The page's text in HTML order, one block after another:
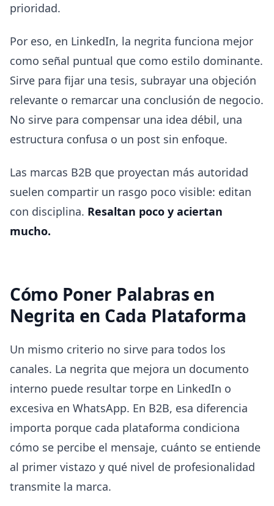
prioridad.
Por eso, en LinkedIn, la negrita funciona mejor
como señal puntual que como estilo dominante.
Sirve para fijar una tesis, subrayar una objeción
relevante o remarcar una conclusión de negocio.
No sirve para compensar una idea débil, una
estructura confusa o un post sin enfoque.
Las marcas B2B que proyectan más autoridad
suelen compartir un rasgo poco visible: editan
con disciplina. Resaltan poco y aciertan
mucho.
Cómo Poner Palabras en
Negrita en Cada Plataforma
Un mismo criterio no sirve para todos los
canales. La negrita que mejora un documento
interno puede resultar torpe en LinkedIn o
excesiva en WhatsApp. En B2B, esa diferencia
importa porque cada plataforma condiciona
cómo se percibe el mensaje, cuánto se entiende
al primer vistazo y qué nivel de profesionalidad
transmite la marca.